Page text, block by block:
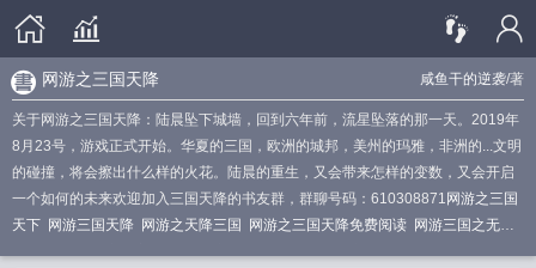
咸鱼干的逆袭/著
网游之三国天降
关于网游之三国天降：陆晨坠下城墙，回到六年前，流星坠落的那一天。2019年
8月23号，游戏正式开始。华夏的三国，欧洲的城邦，美州的玛雅，非洲的...文明
的碰撞，将会擦出什么样的火花。陆晨的重生，又会带来怎样的变数，又会开启
一个如何的未来欢迎加入三国天降的书友群，群聊号码：610308871 网游之三国
天下 网游三国天降 网游之天降三国 网游之三国天降免费阅读 网游三国之无限